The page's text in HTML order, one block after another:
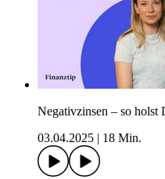
Negativzinsen – so
03.04.2025
18 Min.